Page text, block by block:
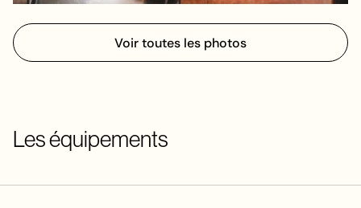
Voir toutes les photos
Les équipements